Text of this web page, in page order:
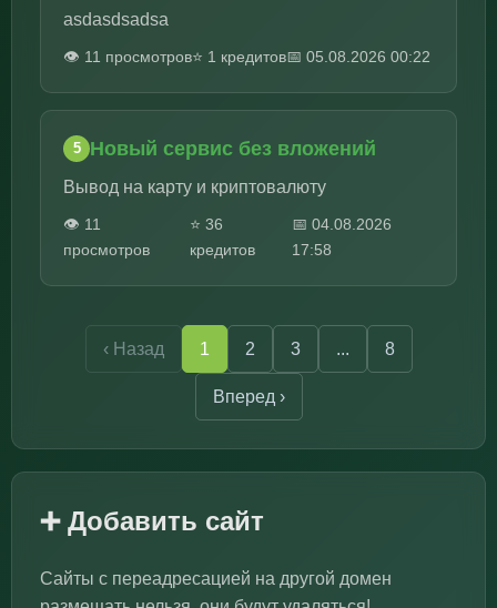
asdasdsadsa
👁️ 11 просмотров⭐ 1 кредитов📅 05.08.2026 00:22
5 Новый сервис без вложений
Вывод на карту и криптовалюту
👁️ 11
просмотров
⭐ 36
кредитов
📅 04.08.2026
17:58
‹ Назад 1 2 3 ... 8
Вперед ›
➕ Добавить сайт
Сайты с переадресацией на другой домен